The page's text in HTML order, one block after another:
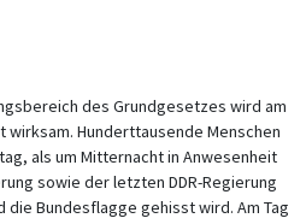
des Grundgesetzes wird am
wirksam. Hunderttausende Menschen
als um Mitternacht in Anwesenheit
sowie der letzten DDR-Regierung
Bundesflagge gehisst wird. Am Tag